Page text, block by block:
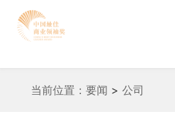
当前位置： 要闻 > 公司